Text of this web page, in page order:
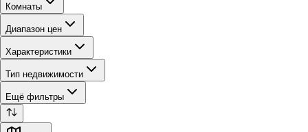
Комнаты
Диапазон цен
Характеристики
Тип недвижимости
Ещё фильтры